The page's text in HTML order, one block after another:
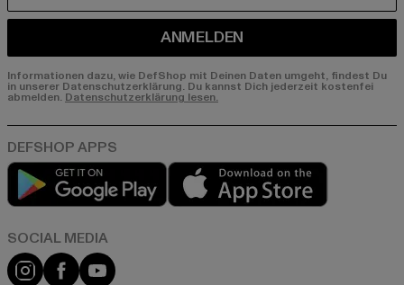
ANMELDEN
Informationen dazu, wie DefShop mit Deinen Daten umgeht, findest Du
in unserer Datenschutzerklärung. Du kannst Dich jederzeit kostenfei
abmelden.Datenschutzerklärung lesen.
Play market
Instagram
FacebookYouTube